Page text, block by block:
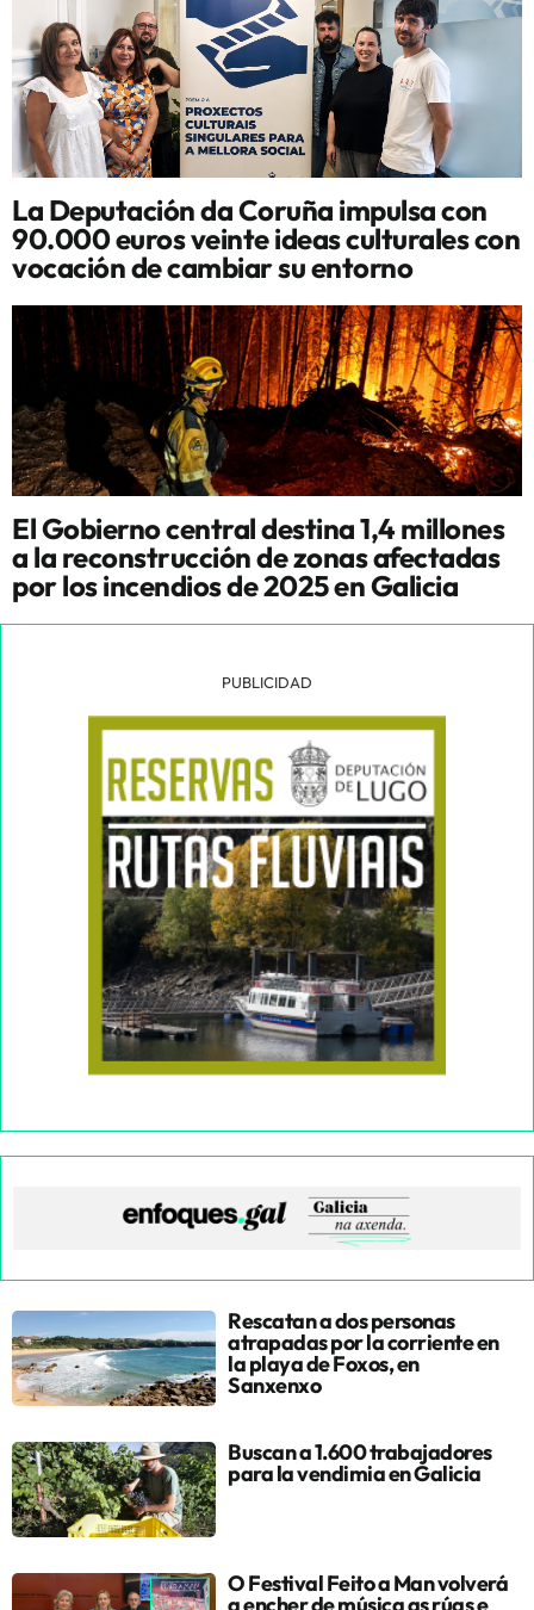
La Deputación da Coruña impulsa con
90.000 euros veinte ideas culturales con
vocación de cambiar su entorno
El Gobierno central destina 1,4 millones
a la reconstrucción de zonas afectadas
por los incendios de 2025 en Galicia
PUBLICIDAD
Rescatan a dos personas
atrapadas por la corriente en
la playa de Foxos, en
Sanxenxo
Buscan a 1.600 trabajadores
para la vendimia en Galicia
O Festival Feito a Man volverá
a encher de música as rúas e